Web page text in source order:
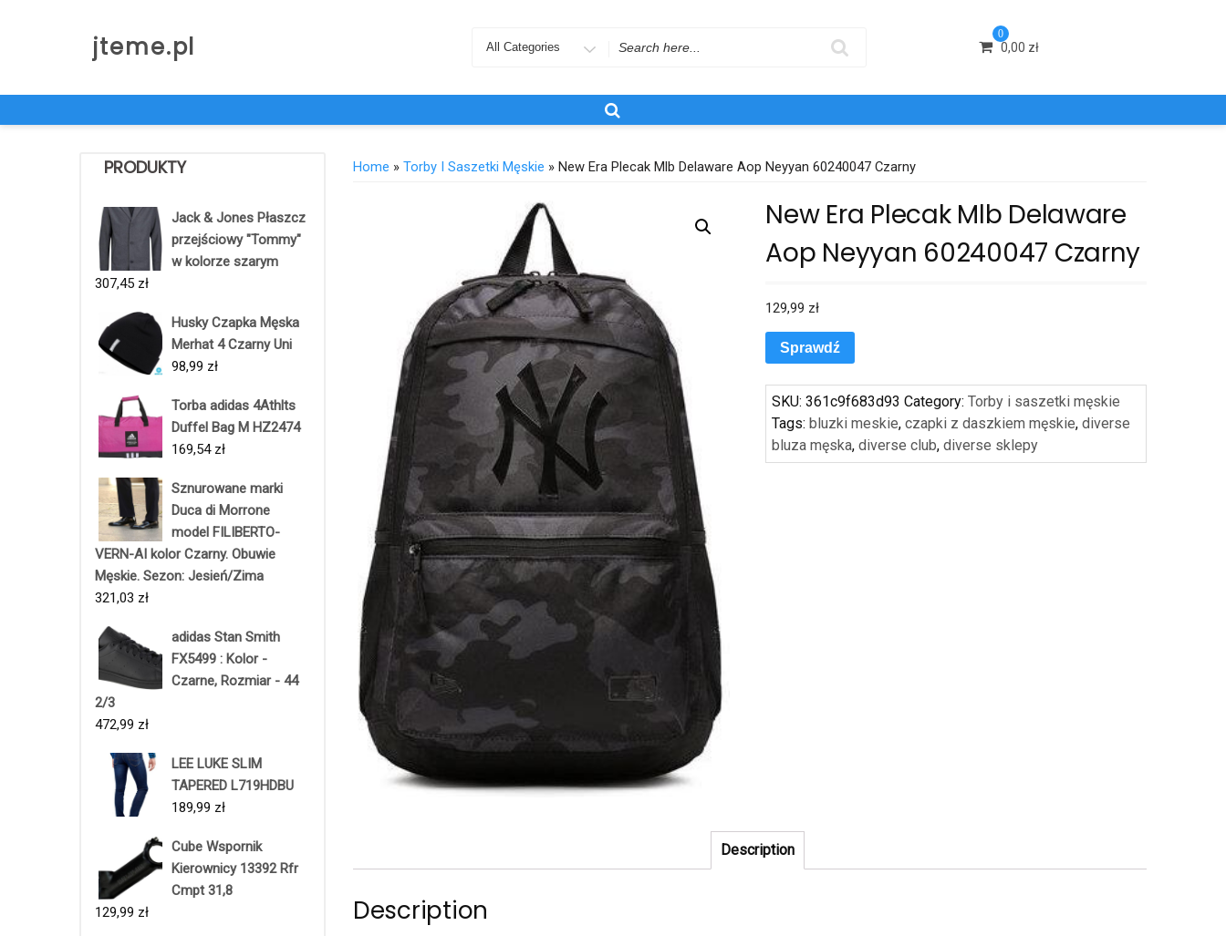
jteme.pl
Search
0
0,00 zł
PRODUKTY
Jack & Jones Płaszcz
przejściowy "Tommy"
w kolorze szarym
307,45 zł
Husky Czapka Męska
Merhat 4 Czarny Uni
98,99 zł
Torba adidas 4Athlts
Duffel Bag M HZ2474
169,54 zł
Sznurowane marki
Duca di Morrone
model FILIBERTO-
VERN-AI kolor Czarny. Obuwie
Męskie. Sezon: Jesień/Zima
321,03 zł
adidas Stan Smith
FX5499 : Kolor -
Czarne, Rozmiar - 44
2/3
472,99 zł
LEE LUKE SLIM
TAPERED L719HDBU
189,99 zł
Cube Wspornik
Kierownicy 13392 Rfr
Cmpt 31,8
129,99 zł
Home » Torby I Saszetki Męskie » New Era Plecak Mlb Delaware Aop Neyyan 60240047 Czarny
New Era Plecak Mlb Delaware
Aop Neyyan 60240047 Czarny
129,99 zł
Sprawdź
SKU:361c9f683d93 Category:Torby i saszetki męskie
Tags:bluzki meskie,czapki z daszkiem męskie,diverse
bluza męska,diverse club,diverse sklepy
Description
Description